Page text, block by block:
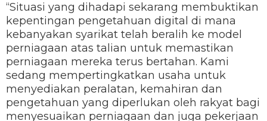
“Situasi yang dihadapi sekarang membuktikan
kepentingan pengetahuan digital di mana
kebanyakan syarikat telah beralih ke model
perniagaan atas talian untuk memastikan
perniagaan mereka terus bertahan. Kami
sedang mempertingkatkan usaha untuk
menyediakan peralatan, kemahiran dan
pengetahuan yang diperlukan oleh rakyat bagi
menyesuaikan perniagaan dan juga pekerjaan